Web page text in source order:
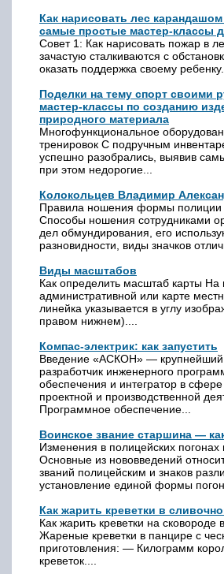
Как нарисовать лес
самые простые мастер-классы
Совет 1: Как нарисовать пожар в
зачастую сталкиваются с
оказать поддержка своему
Поделки на тему спорт своими
мастер-классы по созданию
природного материала
Многофункциональное
тренировок С подручным
успешно разобрались, выявив
при этом недорогие...
Колокольцев Владимир
Правила ношения формы полиции
Способы ношения сотрудниками
дел обмундирования, его
разновидности, виды значков
Виды масштабов
Как определить масштаб карты На
административной или карте
линейка указывается в углу
правом нижнем)....
Компас-электрик: как запустить
Введение «АСКОН» — крупнейший
разработчик инженерного
обеспечения и интегратор в
проектной и производственной
Программное обеспечение...
Воинское звание старшина —
Изменения в полицейских погонах
Основные из нововведений
званий полицейским и знаков
установление единой формы погон
Как жарить креветки в
Как жарить креветки на сковороде
Жареные креветки в панцире с
приготовления: — Килограмм
креветок....